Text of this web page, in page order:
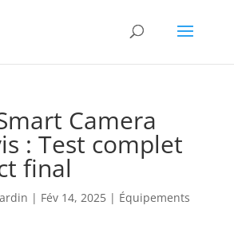
Camera
: Test complet
final
| Fév 14, 2025| Équipements